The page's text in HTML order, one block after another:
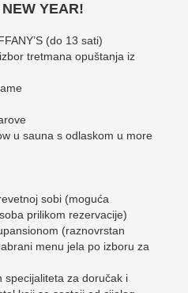
YEAR!
(do 13 sati)
tretmana opuštanja iz
u sauna s odlaskom u more
sobi (moguća
prilikom rezervacije)
(raznovrstan
menu jela po izboru za
specijaliteta za doručak i